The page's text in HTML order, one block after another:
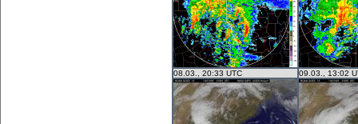
08.03., 20:33 UTC 09.03., 13:02